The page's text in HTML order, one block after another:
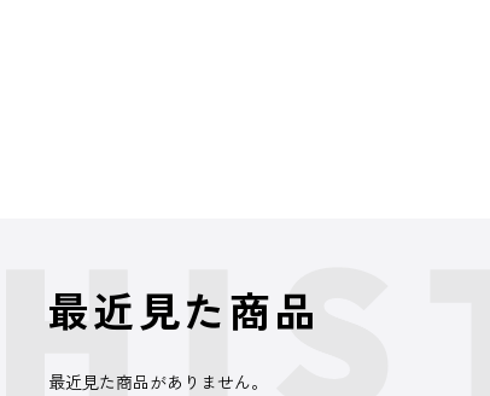
最近見た商品
最近見た商品がありません。